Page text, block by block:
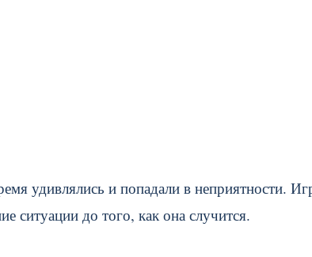
удивлялись и попадали в неприятности.
ситуации до того, как она случится.